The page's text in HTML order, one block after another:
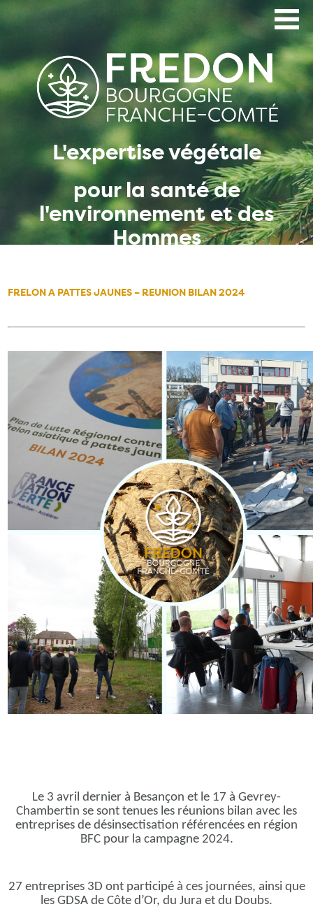
L'expertise végétale
pour la santé de
l'environnement et des
Hommes
FRELON A PATTES JAUNES – REUNION BILAN 2024
Le 3 avril dernier à Besançon et le 17 à Gevrey-
Chambertin se sont tenues les réunions bilan avec les
entreprises de désinsectisation référencées en région
BFC pour la campagne 2024.
27 entreprises 3D ont participé à ces journées, ainsi que
les GDSA de Côte d’Or, du Jura et du Doubs.